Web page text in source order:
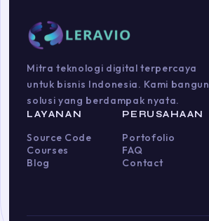
Mitra teknologi digital terpercaya
untuk bisnis Indonesia. Kami bangun
solusi yang berdampak nyata.
LAYANAN
Source Code
Courses
Blog
PERUSAHAAN
Portofolio
FAQ
Contact